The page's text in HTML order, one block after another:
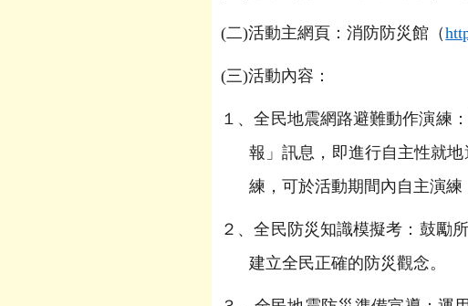
(二)活動主網頁：消防防災館（
(三)活動內容：
１、全民地震網路避難動作演練
報」訊息，即進行自主性就
練，可於活動期間內自主演練
２、全民防災知識模擬考：鼓勵
建立全民正確的防災觀念。